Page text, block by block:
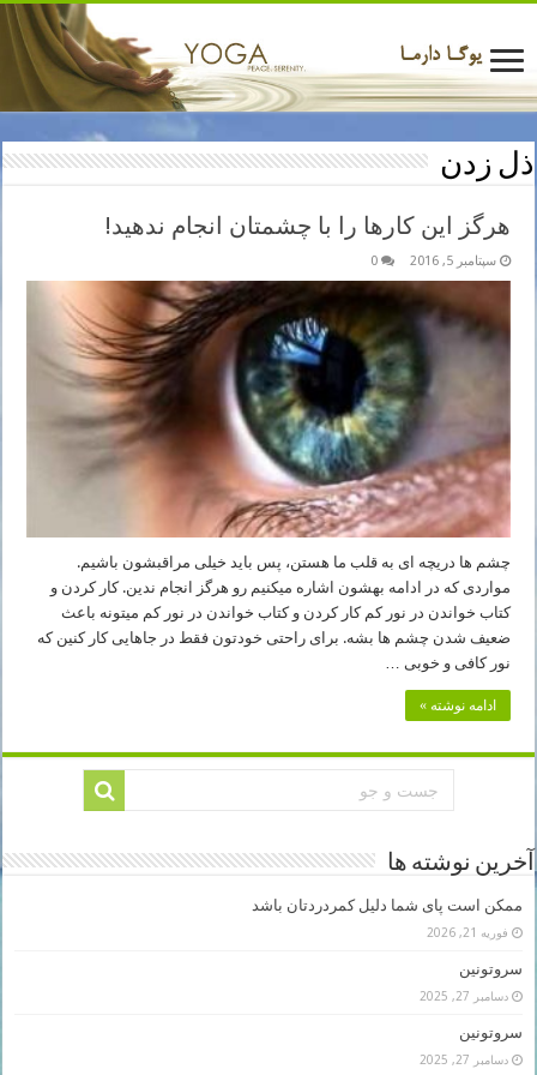
ذل زدن
هرگز این کارها را با چشمتان انجام ندهید!
سپتامبر 5, 2016 0
چشم ها دریچه ای به قلب ما هستن، پس باید خیلی مراقبشون باشیم.
مواردی که در ادامه بهشون اشاره میکنیم رو هرگز انجام ندین. کار کردن و
کتاب خواندن در نور کم کار کردن و کتاب خواندن در نور کم میتونه باعث
ضعیف شدن چشم ها بشه. برای راحتی خودتون فقط در جاهایی کار کنین که
نور کافی و خوبی …
ادامه نوشته »
آخرین نوشته ها
ممکن است پای شما دلیل کمردردتان باشد
فوریه 21, 2026
سروتونین
دسامبر 27, 2025
سروتونین
دسامبر 27, 2025